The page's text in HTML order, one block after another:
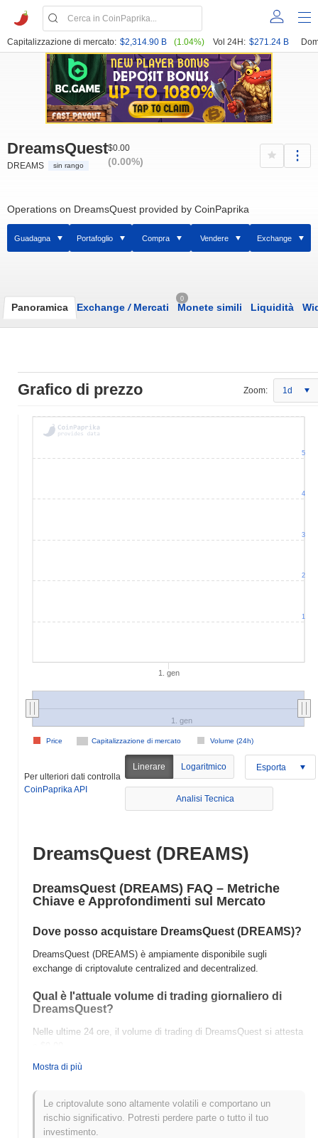
Capitalizzazione di mercato: $2,314.90 B (1.04%) Vol 24H: $271.24 B
DreamsQuest
DREAMS sin rango
$0.00
(0.00%)
Operations on DreamsQuest provided by CoinPaprika
Guadagna Portafoglio Compra Vendere Exchange
Panoramica Exchange /Mercati
0
Monete simili Liquidità
Grafico di prezzo Zoom: 1d
1. gen
Capitalizzazione di mercato Volume (24h)
Price
1. gen
1
2
3
4
5
Per ulteriori dati controlla
CoinPaprika API
Linerare Logaritmico Esporta
Analisi Tecnica
DreamsQuest (DREAMS)
DreamsQuest (DREAMS) FAQ – Metriche
Chiave e Approfondimenti sul Mercato
Dove posso acquistare DreamsQuest (DREAMS)?
DreamsQuest (DREAMS) è ampiamente disponibile sugli
exchange di criptovalute centralized and decentralized.
Qual è l'attuale volume di trading giornaliero di
DreamsQuest?
Nelle ultime 24 ore, il volume di trading di DreamsQuest si attesta
Qual è lo storico della fascia di prezzo di
Massimo Storico (ATH):$0.775454
Minimo Storico (ATL): $0.00
Mostra di più
Le criptovalute sono altamente volatili e comportano un
rischio significativo. Potresti perdere parte o tutto il tuo
investimento.